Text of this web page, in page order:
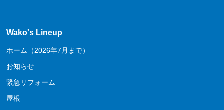
Wako's Lineup
ホーム（2026年7月まで）
お知らせ
緊急リフォーム
屋根